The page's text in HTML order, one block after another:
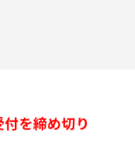
を締め切り